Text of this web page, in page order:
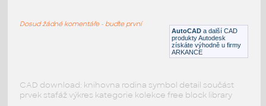
Dekorace AutoCAD a další CAD
produkty Autodesk
získáte výhodně u firmy
ARKANCE
Dosud žádné komentáře - buďte první
CAD download: knihovna rodina symbol detail součást
prvek stafáž výkres kategorie kolekce free block library